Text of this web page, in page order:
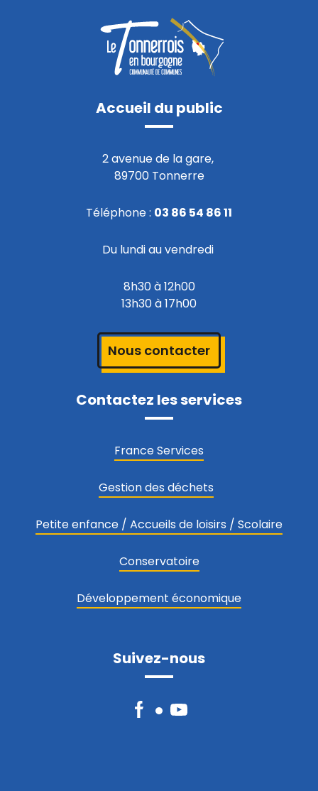
Accueil du public
2 avenue de la gare,
89700 Tonnerre
Téléphone : 03 86 54 86 11
Du lundi au vendredi
8h30 à 12h00
13h30 à 17h00
Nous contacter
Contactez les services
France Services
Gestion des déchets
Petite enfance / Accueils de loisirs / Scolaire
Conservatoire
Développement économique
Suivez-nous
FacebookYouTube